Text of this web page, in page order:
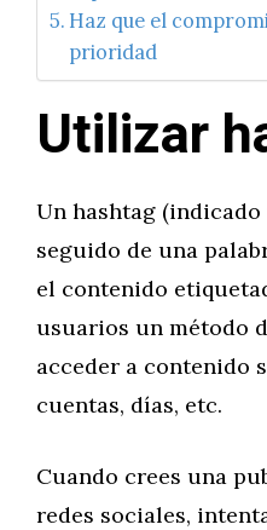
Haz que el
prioridad
Utilizar
Un hashtag
seguido de una
el contenido
usuarios un método
acceder a contenido
cuentas, días, etc.
Cuando crees una
redes sociales,